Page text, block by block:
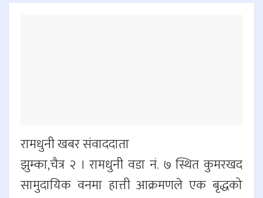
रामधुनी खबर संवाददाता
झुम्का,चैत्र २ । रामधुनी वडा नं. ७ स्थित कुमरखद
सामुदायिक वनमा हात्ती आक्रमणले एक बृद्धको